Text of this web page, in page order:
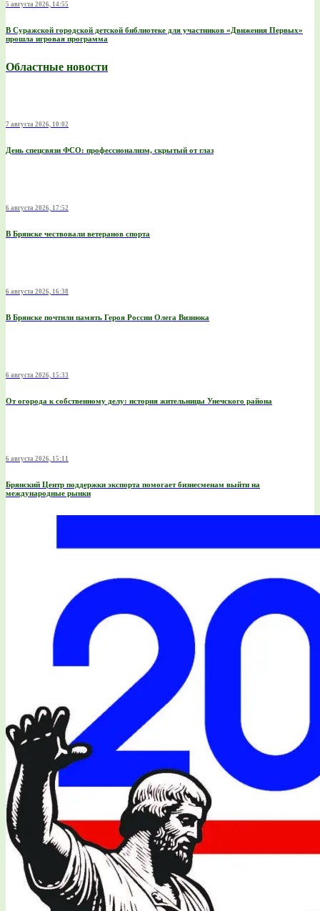
5 августа 2026, 14:55
В Суражской городской детской библиотеке для участников «Движения Первых»
прошла игровая программа
Областные новости
7 августа 2026, 10:02
День спецсвязи ФСО: профессионализм, скрытый от глаз
6 августа 2026, 17:52
В Брянске чествовали ветеранов спорта
6 августа 2026, 16:38
В Брянске почтили память Героя России Олега Визнюка
6 августа 2026, 15:33
От огорода к собственному делу: история жительницы Унечского района
6 августа 2026, 15:11
Брянский Центр поддержки экспорта помогает бизнесменам выйти на
международные рынки